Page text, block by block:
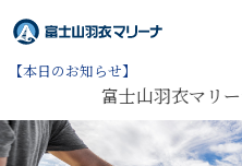
【本日のお知らせ】
富士山羽衣マリー